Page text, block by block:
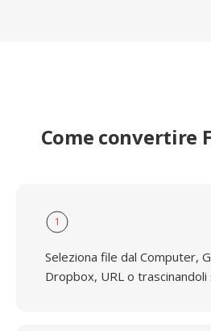
Come convertire
1
Seleziona file dal Computer,
Dropbox, URL o trascinandoli